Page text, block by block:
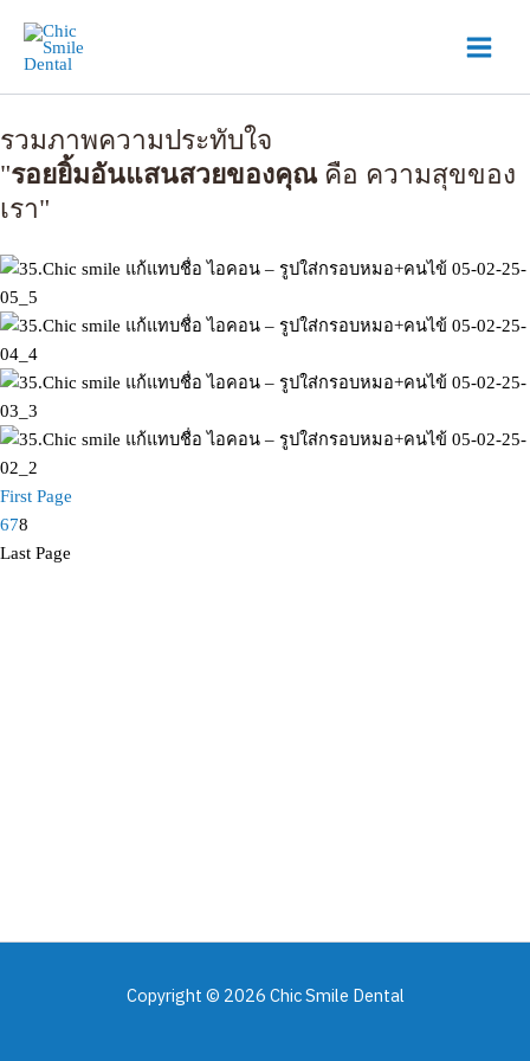
content
รวมภาพความประทับใจ
"รอยยิ้มอันแสนสวยของคุณคือ ความสุขของ
เรา"
First Page
678
Last Page
Copyright © 2026 Chic Smile Dental